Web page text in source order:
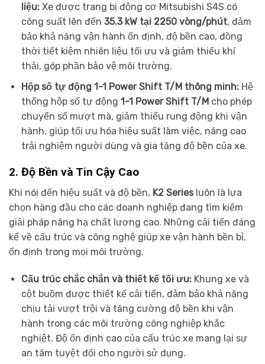
liệu: Xe được trang bị động cơ Mitsubishi S4S có
công suất lên đến 35.3 kW tại 2250 vòng/phút, đảm
bảo khả năng vận hành ổn định, độ bền cao, đồng
thời tiết kiệm nhiên liệu tối ưu và giảm thiểu khí
thải, góp phần bảo vệ môi trường.
Hộp số tự động 1-1 Power Shift T/M thông minh: Hệ
thống hộp số tự động 1-1 Power Shift T/Mcho phép
chuyển số mượt mà, giảm thiểu rung động khi vận
hành, giúp tối ưu hóa hiệu suất làm việc, nâng cao
trải nghiệm người dùng và gia tăng độ bền của xe.
2. Độ Bền và Tin Cậy Cao
Khi nói đến hiệu suất và độ bền, K2 Series luôn là lựa
chọn hàng đầu cho các doanh nghiệp đang tìm kiếm
giải pháp nâng hạ chất lượng cao. Những cải tiến đáng
kể về cấu trúc và công nghệ giúp xe vận hành bền bỉ,
ổn định trong mọi môi trường.
Cấu trúc chắc chắn và thiết kế tối ưu: Khung xe và
cột buồm được thiết kế cải tiến, đảm bảo khả năng
chịu tải vượt trội và tăng cường độ bền khi vận
hành trong các môi trường công nghiệp khắc
nghiệt. Độ ổn định cao của cấu trúc xe mang lại sự
an tâm tuyệt đối cho người sử dụng.